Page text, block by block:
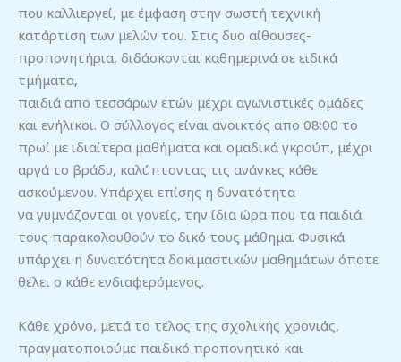
που καλλιεργεί, με έμφαση στην σωστή τεχνική
κατάρτιση των μελών του. Στις δυο αίθουσες-
προπονητήρια, διδάσκονται καθημερινά σε ειδικά
τμήματα,
παιδιά απο τεσσάρων ετών μέχρι αγωνιστικές ομάδες
και ενήλικοι. Ο σύλλογος είναι ανοικτός απο 08:00 το
πρωί με ιδιαίτερα μαθήματα και ομαδικά γκρούπ, μέχρι
αργά το βράδυ, καλύπτοντας τις ανάγκες κάθε
ασκούμενου. Υπάρχει επίσης η δυνατότητα
να γυμνάζονται οι γονείς, την ίδια ώρα που τα παιδιά
τους παρακολουθούν το δικό τους μάθημα. Φυσικά
υπάρχει η δυνατότητα δοκιμαστικών μαθημάτων όποτε
θέλει ο κάθε ενδιαφερόμενος.
Κάθε χρόνο, μετά το τέλος της σχολικής χρονιάς,
πραγματοποιούμε παιδικό προπονητικό και